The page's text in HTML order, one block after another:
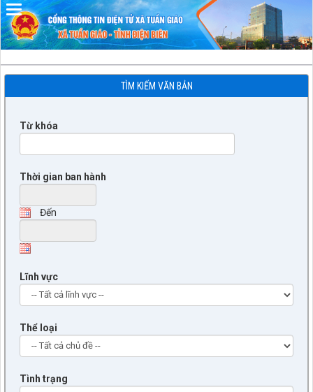
TÌM KIẾM VĂN BẢN
Từ khóa
Thời gian ban hành
Đến
Lĩnh vực
Thể loại
Tình trạng
Đã kết nối EMC